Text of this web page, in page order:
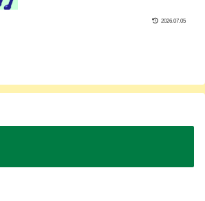
リースカットピアノ｜Youtube動画のエン
ディングなどにぴったりな１曲です！リ
2026.07.05